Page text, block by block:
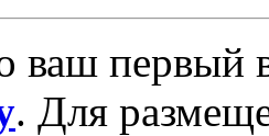
ваш первый
. Для